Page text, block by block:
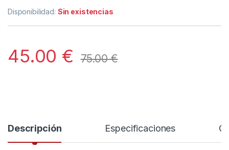
Disponibilidad: Sin existencias
45.00 € 75.00€
Descripción Especificaciones